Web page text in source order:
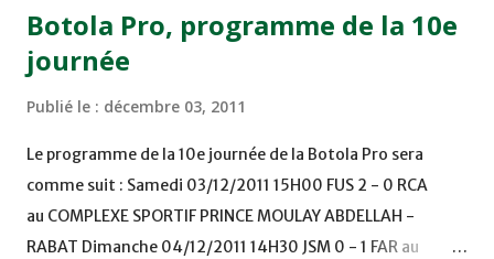
Botola Pro, programme de la 10e
journée
Publié le : décembre 03, 2011
Le programme de la 10e journée de la Botola Pro sera
comme suit : Samedi 03/12/2011 15H00 FUS 2 - 0 RCA
au COMPLEXE SPORTIF PRINCE MOULAY ABDELLAH -
RABAT Dimanche 04/12/2011 14H30 JSM 0 - 1 FAR au